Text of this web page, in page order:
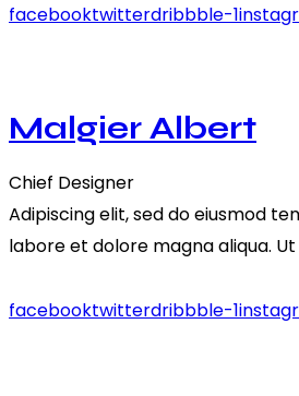
facebooktwitterdribbble-1
Malgier Albert
Chief Designer
Adipiscing elit, sed do eiusmod
labore et dolore magna aliqua.
facebooktwitterdribbble-1